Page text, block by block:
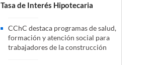
Tasa de Interés Hipotecaria
CChC destaca programas de salud,
formación y atención social para
trabajadores de la construcción